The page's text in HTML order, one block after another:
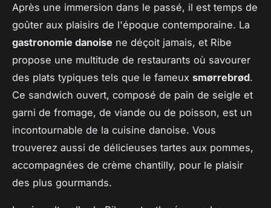
Après une immersion dans le passé, il est temps de
goûter aux plaisirs de l'époque contemporaine. La
gastronomie danoise ne déçoit jamais, et Ribe
propose une multitude de restaurants où savourer
des plats typiques tels que le fameux smørrebrød.
Ce sandwich ouvert, composé de pain de seigle et
garni de fromage, de viande ou de poisson, est un
incontournable de la cuisine danoise. Vous
trouverez aussi de délicieuses tartes aux pommes,
accompagnées de crème chantilly, pour le plaisir
des plus gourmands.